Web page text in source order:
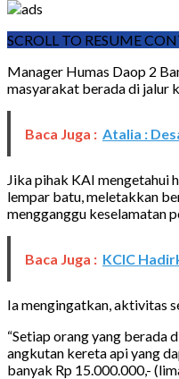
SCROLL TO RESUME
Manager Humas Daop 2
masyarakat berada di jalur
Baca Juga : Atalia :
Jika pihak KAI mengetahui
lempar batu, meletakkan
mengganggu keselamatan
Baca Juga : KCIC
Ia mengingatkan, aktivitas
“Setiap orang yang berada
angkutan kereta api yang
banyak Rp 15.000.000,-